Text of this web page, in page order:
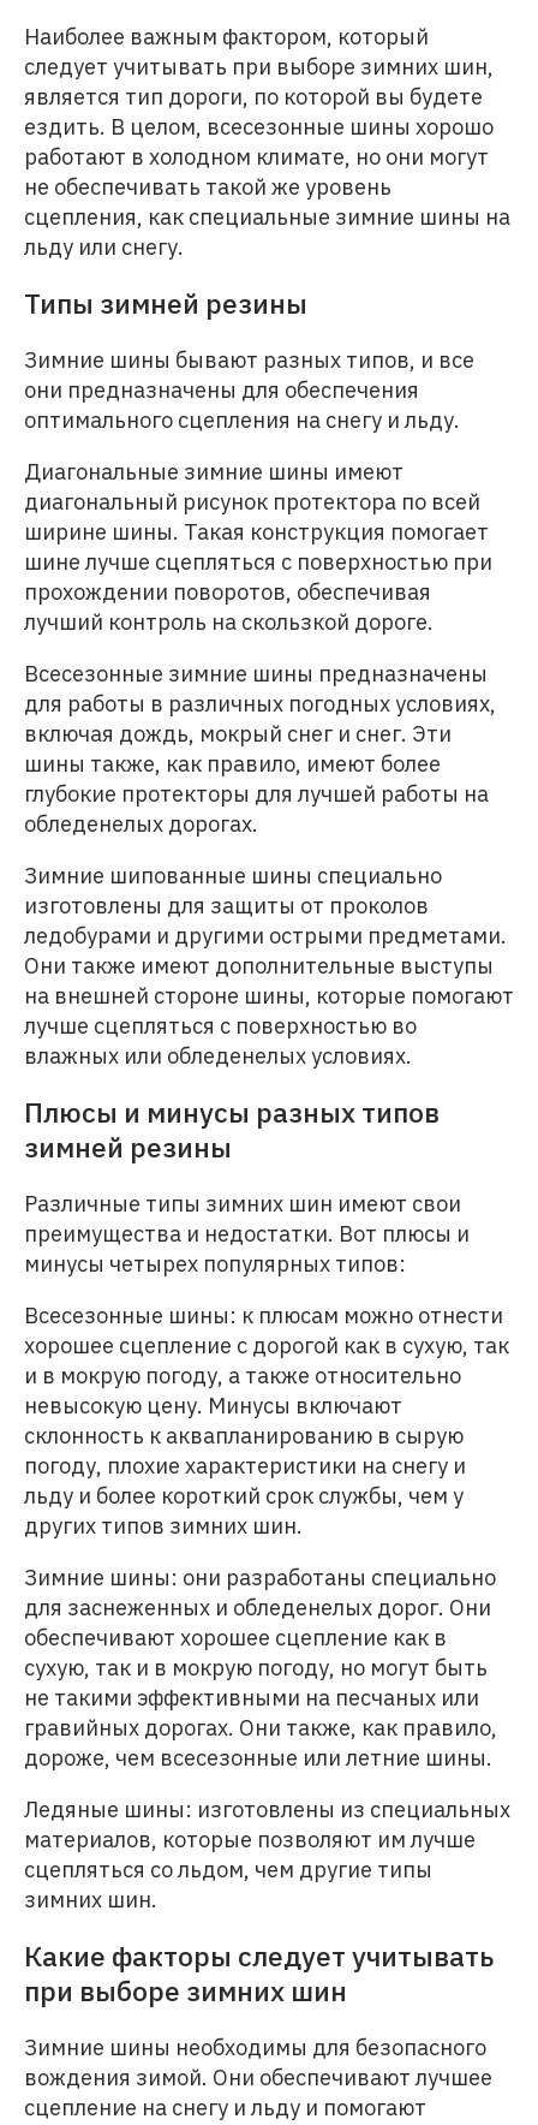
Наиболее важным фактором, который
следует учитывать при выборе зимних шин,
является тип дороги, по которой вы будете
ездить. В целом, всесезонные шины хорошо
работают в холодном климате, но они могут
не обеспечивать такой же уровень
сцепления, как специальные зимние шины на
льду или снегу.
Типы зимней резины
Зимние шины бывают разных типов, и все
они предназначены для обеспечения
оптимального сцепления на снегу и льду.
Диагональные зимние шины имеют
диагональный рисунок протектора по всей
ширине шины. Такая конструкция помогает
шине лучше сцепляться с поверхностью при
прохождении поворотов, обеспечивая
лучший контроль на скользкой дороге.
Всесезонные зимние шины предназначены
для работы в различных погодных условиях,
включая дождь, мокрый снег и снег. Эти
шины также, как правило, имеют более
глубокие протекторы для лучшей работы на
обледенелых дорогах.
Зимние шипованные шины специально
изготовлены для защиты от проколов
ледобурами и другими острыми предметами.
Они также имеют дополнительные выступы
на внешней стороне шины, которые помогают
лучше сцепляться с поверхностью во
влажных или обледенелых условиях.
Плюсы и минусы разных типов
зимней резины
Различные типы зимних шин имеют свои
преимущества и недостатки. Вот плюсы и
минусы четырех популярных типов:
Всесезонные шины: к плюсам можно отнести
хорошее сцепление с дорогой как в сухую, так
и в мокрую погоду, а также относительно
невысокую цену. Минусы включают
склонность к аквапланированию в сырую
погоду, плохие характеристики на снегу и
льду и более короткий срок службы, чем у
других типов зимних шин.
Зимние шины: они разработаны специально
для заснеженных и обледенелых дорог. Они
обеспечивают хорошее сцепление как в
сухую, так и в мокрую погоду, но могут быть
не такими эффективными на песчаных или
гравийных дорогах. Они также, как правило,
дороже, чем всесезонные или летние шины.
Ледяные шины: изготовлены из специальных
материалов, которые позволяют им лучше
сцепляться со льдом, чем другие типы
зимних шин.
Какие факторы следует учитывать
при выборе зимних шин
Зимние шины необходимы для безопасного
вождения зимой. Они обеспечивают лучшее
сцепление на снегу и льду и помогают